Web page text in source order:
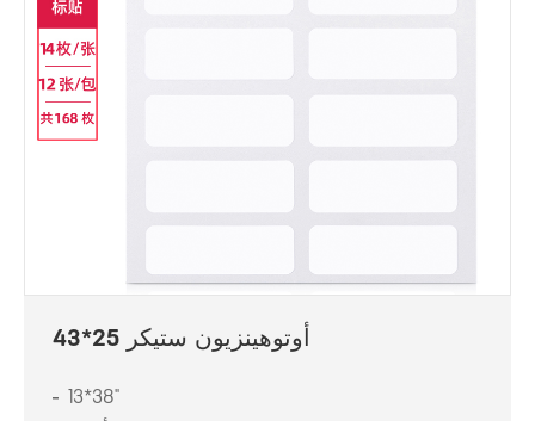
أوتوهينزيون ستيكر 25*43
13*38"